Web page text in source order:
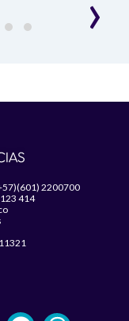
2200700
414